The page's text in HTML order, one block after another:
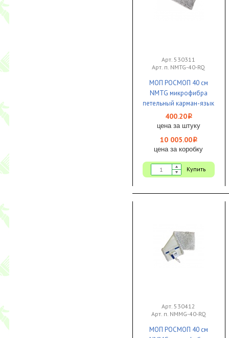
Арт. 530311
Арт. п. NMTG-40-RQ
МОП РОСМОП 40 см
NMTG микрофибра
петельный карман-язык
Кваттро серый 1/25
400.20i
цена за штуку
10 005.00i
цена за коробку
Купить
Арт. 530412
Арт. п. NMMG-40-RQ
МОП РОСМОП 40 см